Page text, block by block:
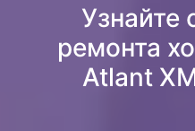
Узнайте
ремонта
Atlant